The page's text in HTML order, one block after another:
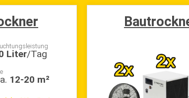
Liter/Tag
12-20 m²